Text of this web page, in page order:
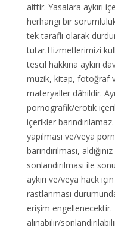
aittir. Yasalara aykırı
herhangi bir
tek taraflı olarak
tutar.Hizmetlerimizi
tescil hakkına aykırı
müzik, kitap, fotoğraf
materyaller dâhildir.
pornografik/erotik
içerikler
yapılması ve/veya
barındırılması,
sonlandırılması ile
aykırı ve/veya hack
rastlanması
erişim engellenecektir.
alınabilir/